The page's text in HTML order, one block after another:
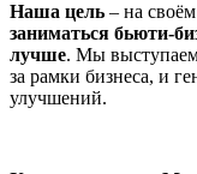
Наша цель – на
заниматься бьюти-
лучше. Мы
за рамки бизнеса, и
улучшений.